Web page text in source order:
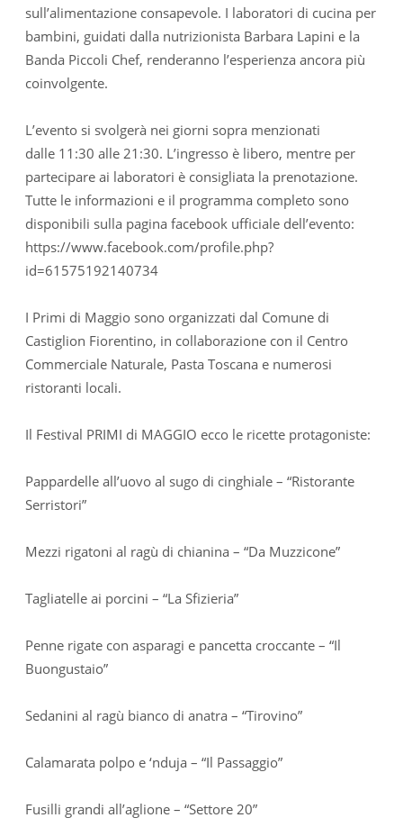
sull’alimentazione consapevole. I laboratori di cucina per
bambini, guidati dalla nutrizionista Barbara Lapini e la
Banda Piccoli Chef, renderanno l’esperienza ancora più
coinvolgente.
L’evento si svolgerà nei giorni sopra menzionati
dalle 11:30 alle 21:30. L’ingresso è libero, mentre per
partecipare ai laboratori è consigliata la prenotazione.
Tutte le informazioni e il programma completo sono
disponibili sulla pagina facebook ufficiale dell’evento:
https://www.facebook.com/profile.php?
id=61575192140734
I Primi di Maggio sono organizzati dal Comune di
Castiglion Fiorentino, in collaborazione con il Centro
Commerciale Naturale, Pasta Toscana e numerosi
ristoranti locali.
Il Festival PRIMI di MAGGIO ecco le ricette protagoniste:
Pappardelle all’uovo al sugo di cinghiale – “Ristorante
Serristori”
Mezzi rigatoni al ragù di chianina – “Da Muzzicone”
Tagliatelle ai porcini – “La Sfizieria”
Penne rigate con asparagi e pancetta croccante – “Il
Buongustaio”
Sedanini al ragù bianco di anatra – “Tirovino”
Calamarata polpo e ‘nduja – “Il Passaggio”
Fusilli grandi all’aglione – “Settore 20”